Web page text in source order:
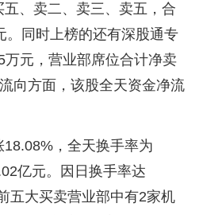
、卖二、卖三、卖五，合
。同时上榜的还有深股通专
万元，营业部席位合计净卖
向方面，该股全天资金净流
，全天换手率为
亿元。因日换手率达
五大买卖营业部中有2家机